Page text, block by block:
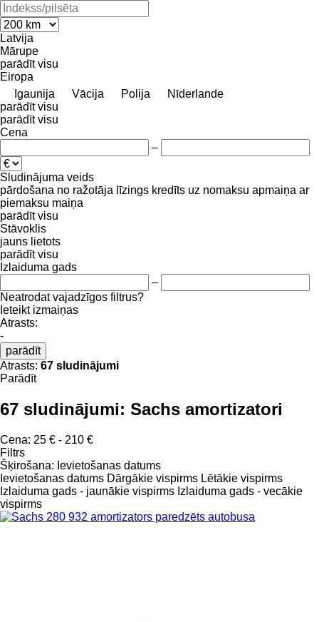
Latvija
Mārupe
parādīt visu
Eiropa
Igaunija
Vācija Polija
Nīderlande
parādīt visu
parādīt visu
Cena
–
Sludinājuma veids
pārdošana no ražotāja līzings kredīts uz nomaksu apmaiņa ar
piemaksu maiņa
parādīt visu
Stāvoklis
jauns lietots
parādīt visu
Izlaiduma gads
–
Neatrodat vajadzīgos filtrus?
Ieteikt izmaiņas
Atrasts:
-
parādīt
Atrasts: 67 sludinājumi
Parādīt
67 sludinājumi: Sachs amortizatori
Cena: 25 € - 210 €
Filtrs
Šķirošana: Ievietošanas datums
Ievietošanas datums Dārgākie vispirms Lētākie vispirms
Izlaiduma gads - jaunākie vispirms Izlaiduma gads - vecākie
vispirms